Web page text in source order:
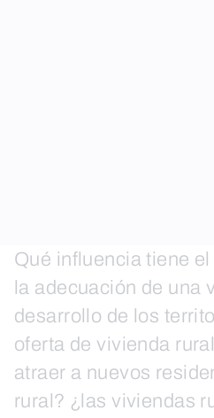
Qué influencia tiene
la adecuación de una
desarrollo de los
oferta de vivienda
atraer a nuevos
rural? ¿las viviendas